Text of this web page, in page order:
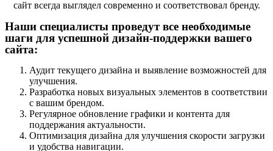
сайт всегда выглядел современно и соответствовал бренду.
Наши специалисты проведут все необходимые
шаги для успешной дизайн-поддержки вашего
сайта:
Аудит текущего дизайна и выявление возможностей для
улучшения.
Разработка новых визуальных элементов в соответствии
с вашим брендом.
Регулярное обновление графики и контента для
поддержания актуальности.
Оптимизация дизайна для улучшения скорости загрузки
и удобства навигации.